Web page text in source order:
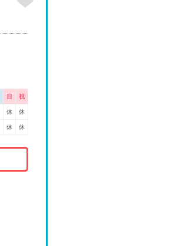
日 祝
休 休
休 休